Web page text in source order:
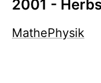
2001 -
MathePhysik